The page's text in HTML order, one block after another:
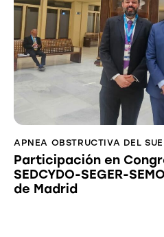
APNEA OBSTRUCTIVA DEL
Participación en
SEDCYDO-SEGER-
de Madrid